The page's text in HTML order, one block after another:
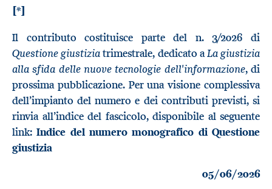
[*]
Il contributo costituisce parte del n. 3/2026 di
Questione giustiziatrimestrale, dedicato aLa giustizia
alla sfida delle nuove tecnologie dell'informazione, di
prossima pubblicazione. Per una visione complessiva
dell’impianto del numero e dei contributi previsti, si
rinvia all’indice del fascicolo, disponibile al seguente
link:Indice del numero monografico di Questione
giustizia
05/06/2026